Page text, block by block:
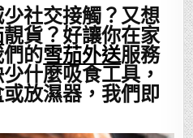
社交接觸？又想
靚貨？好讓你在家
的雪茄外送服務
什麼吸食工具，
放濕器，我們即